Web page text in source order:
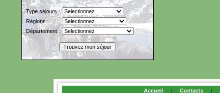
Type séjours :
Régions :
Département :
Accueil : Contacts :